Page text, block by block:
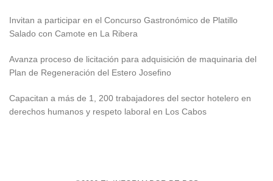
Invitan a participar en el Concurso Gastronómico de Platillo
Salado con Camote en La Ribera
Avanza proceso de licitación para adquisición de maquinaria del
Plan de Regeneración del Estero Josefino
Capacitan a más de 1, 200 trabajadores del sector hotelero en
derechos humanos y respeto laboral en Los Cabos